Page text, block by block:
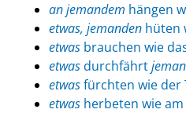
an jemandem hängen
etwas, jemanden hüten
etwas brauchen wie
etwasdurchfährt
etwasfürchten wie der
etwas herbeten wie